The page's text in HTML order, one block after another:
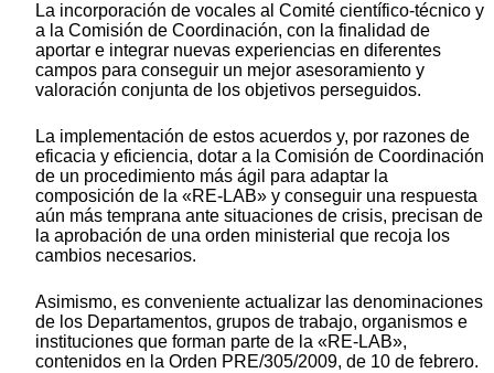
La incorporación de vocales al Comité científico-técnico y
a la Comisión de Coordinación, con la finalidad de
aportar e integrar nuevas experiencias en diferentes
campos para conseguir un mejor asesoramiento y
valoración conjunta de los objetivos perseguidos.
La implementación de estos acuerdos y, por razones de
eficacia y eficiencia, dotar a la Comisión de Coordinación
de un procedimiento más ágil para adaptar la
composición de la «RE-LAB» y conseguir una respuesta
aún más temprana ante situaciones de crisis, precisan de
la aprobación de una orden ministerial que recoja los
cambios necesarios.
Asimismo, es conveniente actualizar las denominaciones
de los Departamentos, grupos de trabajo, organismos e
instituciones que forman parte de la «RE-LAB»,
contenidos en la Orden PRE/305/2009, de 10 de febrero.